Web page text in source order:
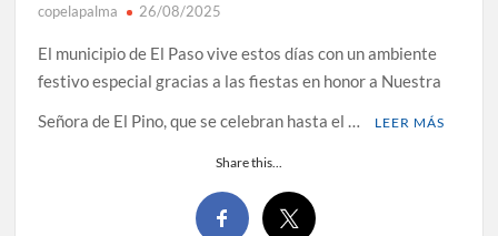
copelapalma 26/08/2025
El municipio de El Paso vive estos días con un ambiente
festivo especial gracias a las fiestas en honor a Nuestra
Señora de El Pino, que se celebran hasta el …
LEER MÁS
Share this...